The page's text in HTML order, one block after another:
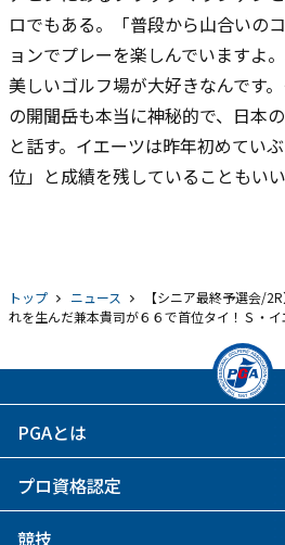
ロでもある。「普段から山合いの
ョンでプレーを楽しんでいますよ
美しいゴルフ場が大好きなんです
の開聞岳も本当に神秘的で、日本
と話す。イエーツは昨年初めてい
位」と成績を残していることもい
トップ ニュース
【シニア最終予選会/
れを生んだ兼本貴司が６６で首位タイ！Ｓ・
PGAとは
プロ資格認定
競技